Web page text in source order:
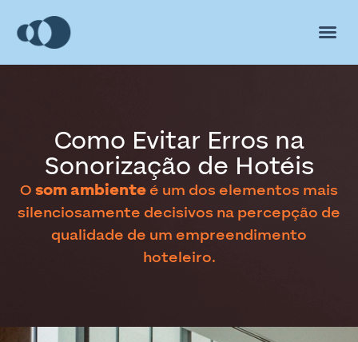
Como Evitar Erros na
Sonorização de Hotéis
Osom ambienteé um dos elementos mais
silenciosamente decisivos na percepção de
qualidade de um empreendimento
hoteleiro.